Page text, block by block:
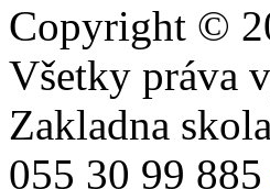
Copyright ©
Všetky práva
Zakladna
055 30 99 885